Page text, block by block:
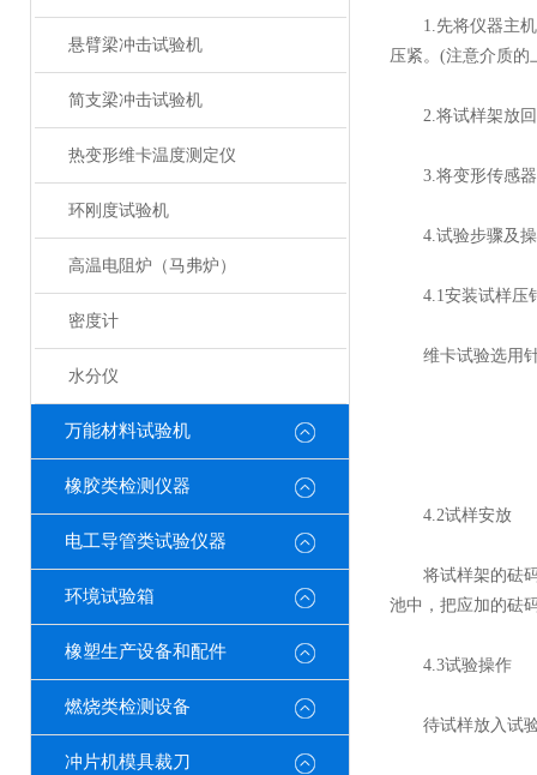
悬臂梁冲击试验机
简支梁冲击试验机
热变形维卡温度测定仪
环刚度试验机
高温电阻炉（马弗炉）
密度计
水分仪
万能材料试验机
橡胶类检测仪器
电工导管类试验仪器
环境试验箱
橡塑生产设备和配件
燃烧类检测设备
冲片机模具裁刀
1.先将仪器主机
压紧。(注意介质的
2.将试样架放回
3.将变形传感器
4.试验步骤及操
4.1安装试样压
维卡试验选用针
4.2试样安放
将试样架的砝码
池中，把应加的砝
4.3试验操作
待试样放入试验